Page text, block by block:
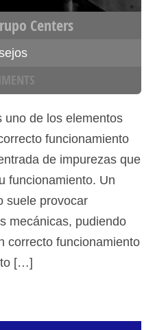
Centers
uno de los elementos
funcionamiento
de impurezas que
funcionamiento. Un
suele provocar
mecánicas, pudiendo
correcto funcionamiento
[…]